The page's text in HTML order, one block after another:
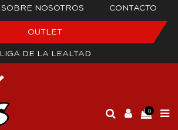
SOBRE NOSOTROS CONTACTO
OUTLET
LIGA DE LA LEALTAD
0